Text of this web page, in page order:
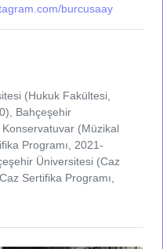
burcusaay
(Hukuk Fakültesi,
Bahçeşehir
(Müzikal
Programı, 2021-
Üniversitesi (Caz
Sertifika Programı,